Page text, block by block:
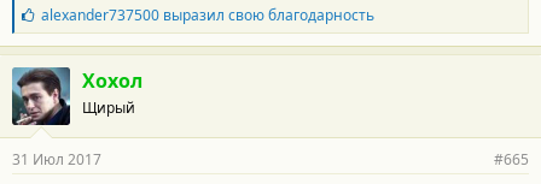
Б
л
а
г
о
д
а
н
alexander737500выразил свою благодарность
Хохол
Щирый
31 Июл 2017 #665